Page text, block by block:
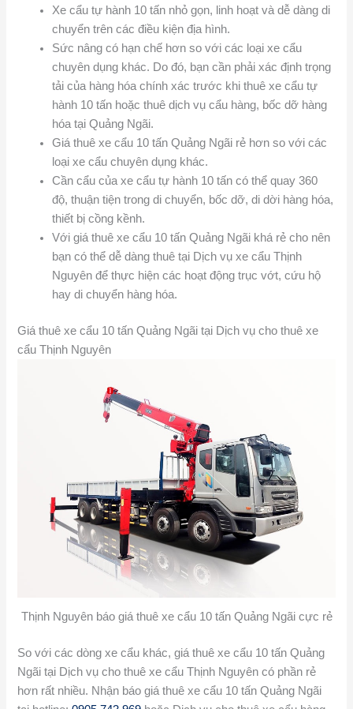
Xe cẩu tự hành 10 tấn nhỏ gọn, linh hoạt và dễ dàng di
chuyển trên các điều kiện địa hình.
Sức nâng có hạn chế hơn so với các loại xe cẩu
chuyên dụng khác. Do đó, bạn cần phải xác định trọng
tải của hàng hóa chính xác trước khi thuê xe cẩu tự
hành 10 tấn hoặc thuê dịch vụ cẩu hàng, bốc dỡ hàng
hóa tại Quảng Ngãi.
Giá thuê xe cẩu 10 tấn Quảng Ngãi rẻ hơn so với các
loại xe cẩu chuyên dụng khác.
Cần cẩu của xe cẩu tự hành 10 tấn có thể quay 360
độ, thuận tiện trong di chuyển, bốc dỡ, di dời hàng hóa,
thiết bị cồng kềnh.
Với giá thuê xe cẩu 10 tấn Quảng Ngãi khá rẻ cho nên
bạn có thể dễ dàng thuê tại Dịch vụ xe cẩu Thịnh
Nguyên để thực hiện các hoạt động trục vớt, cứu hộ
hay di chuyển hàng hóa.
Giá thuê xe cẩu 10 tấn Quảng Ngãi tại Dịch vụ cho thuê xe
cẩu Thịnh Nguyên
Thịnh Nguyên báo giá thuê xe cẩu 10 tấn Quảng Ngãi cực rẻ
So với các dòng xe cẩu khác, giá thuê xe cẩu 10 tấn Quảng
Ngãi tại Dịch vụ cho thuê xe cẩu Thịnh Nguyên có phần rẻ
hơn rất nhiều. Nhận báo giá thuê xe cẩu 10 tấn Quảng Ngãi